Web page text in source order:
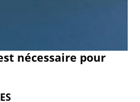
nécessaire pour